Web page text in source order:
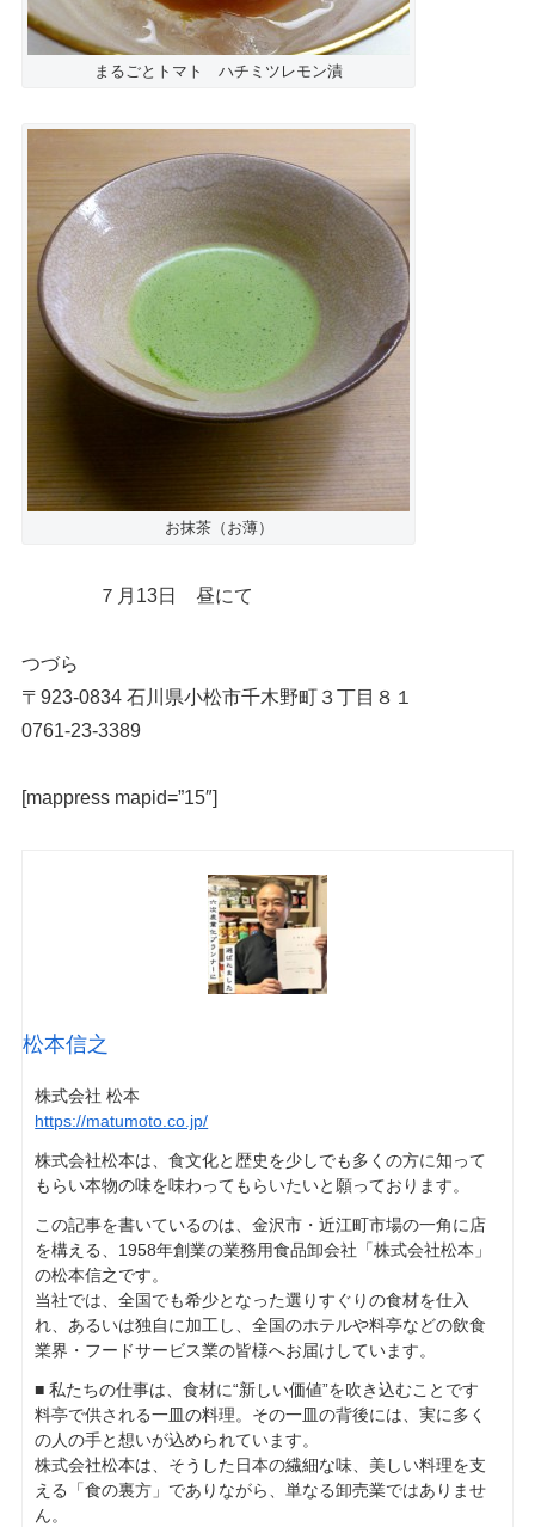
まるごとトマト ハチミツレモン漬
お抹茶（お薄）
７月13日 昼にて
つづら
〒923-0834 石川県小松市千木野町３丁目８１
0761-23-3389
[mappress mapid=”15″]
松本信之
株式会社 松本
https://matumoto.co.jp/
株式会社松本は、食文化と歴史を少しでも多くの方に知って
もらい本物の味を味わってもらいたいと願っております。
この記事を書いているのは、金沢市・近江町市場の一角に店
を構える、1958年創業の業務用食品卸会社「株式会社松本」
の松本信之です。
当社では、全国でも希少となった選りすぐりの食材を仕入
れ、あるいは独自に加工し、全国のホテルや料亭などの飲食
業界・フードサービス業の皆様へお届けしています。
■ 私たちの仕事は、食材に“新しい価値”を吹き込むことです
料亭で供される一皿の料理。その一皿の背後には、実に多く
の人の手と想いが込められています。
株式会社松本は、そうした日本の繊細な味、美しい料理を支
える「食の裏方」でありながら、単なる卸売業ではありませ
ん。